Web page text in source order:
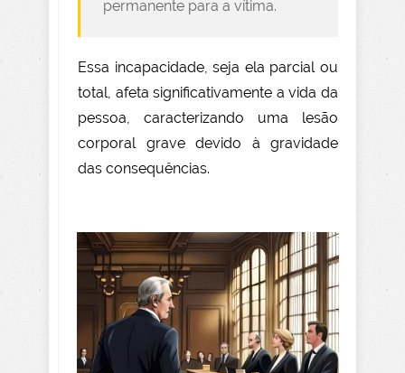
permanente para a vítima.
Essa incapacidade, seja ela parcial ou
total, afeta significativamente a vida da
pessoa, caracterizando uma lesão
corporal grave devido à gravidade
das consequências.